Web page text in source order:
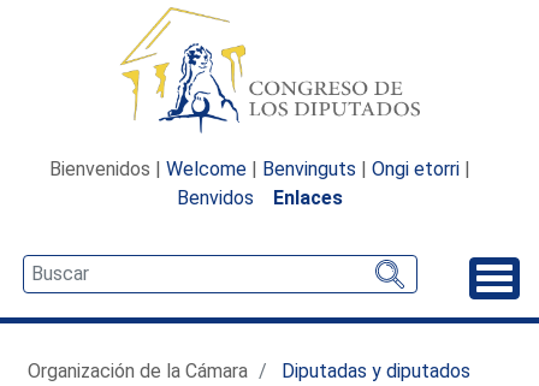
Bienvenidos | Welcome | Benvinguts | Ongi etorri |
Benvidos
Enlaces
Organización de la Cámara
Diputadas y diputados